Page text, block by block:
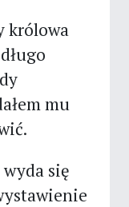
królowa
mu
się